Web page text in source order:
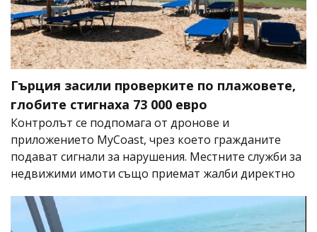
Гърция засили проверките по плажовете,
глобите стигнаха 73 000 евро
Контролът се подпомага от дронове и
приложението MyCoast, чрез което гражданите
подават сигнали за нарушения. Местните служби за
недвижими имоти също приемат жалби директно